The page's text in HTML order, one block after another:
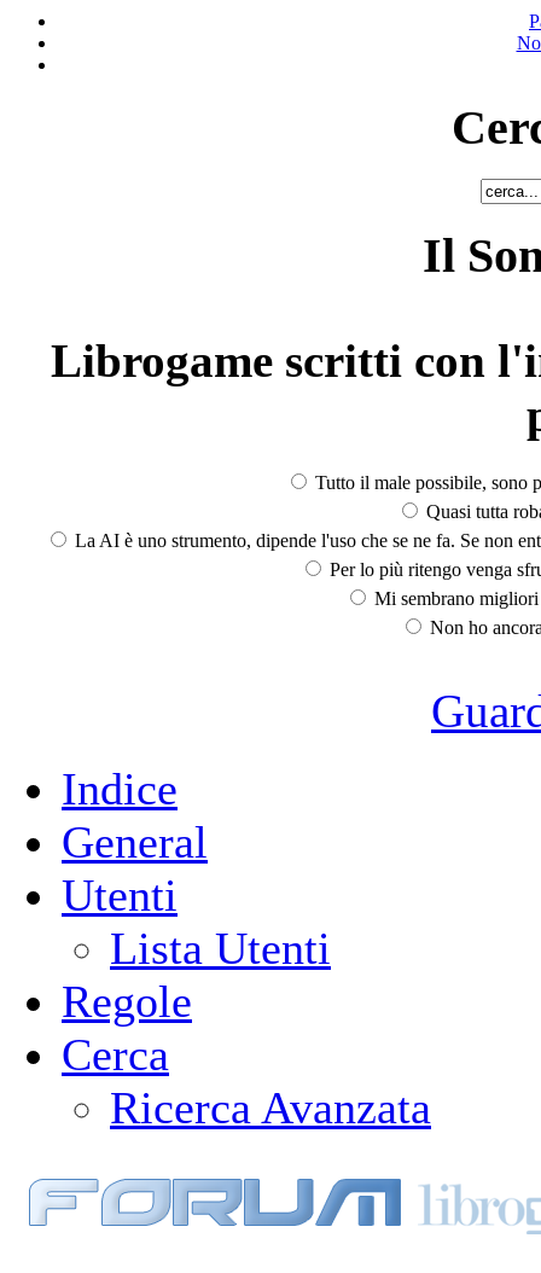
Il
Librogame scritti con
Tutto il male possibile, sono
Quasi tutta
La AI è uno strumento, dipende l'uso che se ne fa. Se non
Per lo più ritengo venga
Mi sembrano
Non ho
Indice
General
Utenti
Lista Utenti
Regole
Cerca
Ricerca Avanzata